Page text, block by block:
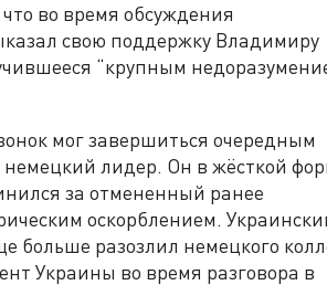
во время обсуждения
свою поддержку Владимиру
“крупным
мог завершиться очередным
лидер. Он в жёсткой
за отмененный ранее
оскорблением.
больше разозлил немецкого
Украины во время разговора в